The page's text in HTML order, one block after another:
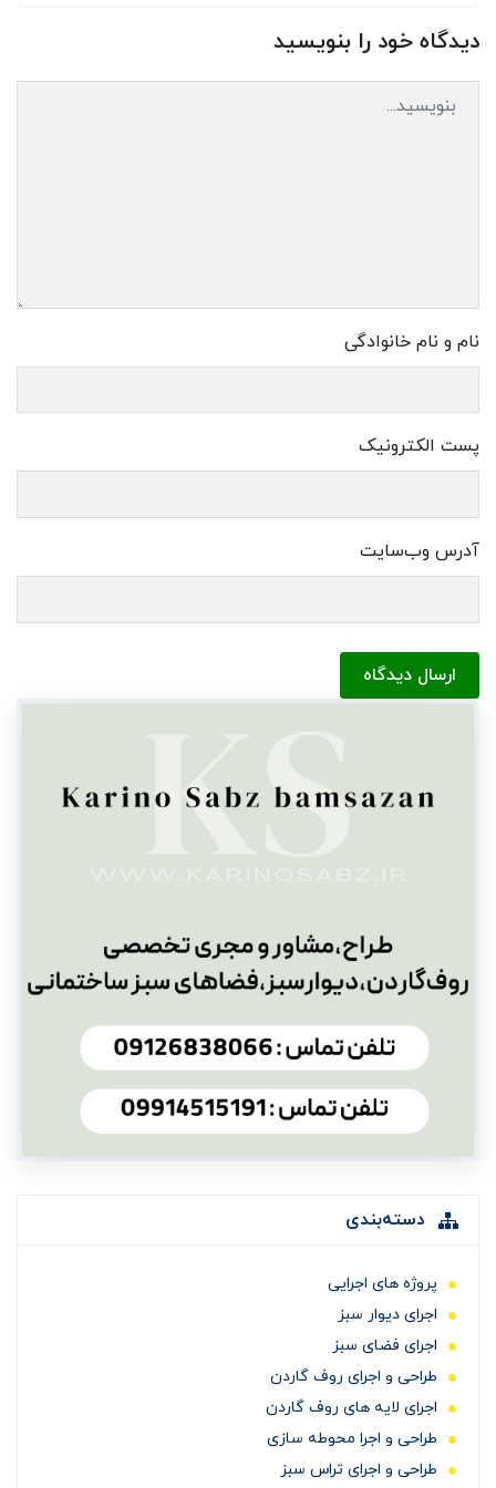
دیدگاه خود را بنویسید
نام و نام خانوادگی
پست الکترونیک
آدرس وب‌سایت
ارسال دیدگاه
دسته‌بندی
پروژه های اجرایی
اجرای دیوار سبز
اجرای فضای سبز
طراحی و اجرای روف گاردن
اجرای لایه های روف گاردن
طراحی و اجرا محوطه سازی
طراحی و اجرای تراس سبز